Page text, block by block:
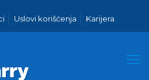
Uslovi korišćenja Karijera